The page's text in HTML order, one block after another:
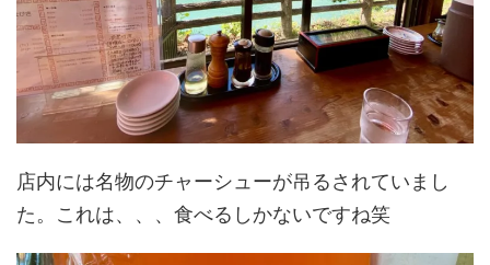
店内には名物のチャーシューが吊るされていまし
た。これは、、、食べるしかないですね笑